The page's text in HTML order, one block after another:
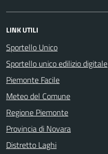
LINK UTILI
Sportello Unico
Sportello unico edilizio digitale
Piemonte Facile
Meteo del Comune
Regione Piemonte
Provincia di Novara
Distretto Laghi